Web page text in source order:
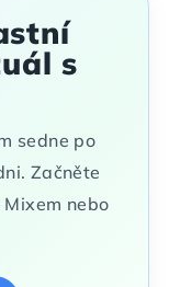
s
sedne po
Začněte
Mixem nebo